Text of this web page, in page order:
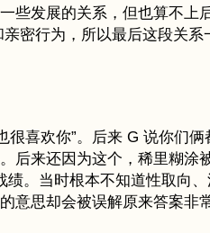
些发展的关系，但也算不上
密行为，所以最后这段关
喜欢你”。后来 G 说你们俩
后来还因为这个，稀里糊涂
。当时根本不知道性取向
意思却会被误解原来答案非